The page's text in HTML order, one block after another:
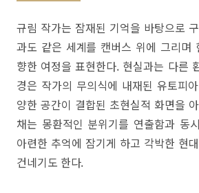
규림 작가는 잠재된 기억을 바탕으로
과도 같은 세계를 캔버스 위에 그리며
향한 여정을 표현한다. 현실과는 다른
경은 작가의 무의식에 내재된 유토피
양한 공간이 결합된 초현실적 화면을
채는 몽환적인 분위기를 연출함과 동
아련한 추억에 잠기게 하고 각박한 현
건네기도 한다.